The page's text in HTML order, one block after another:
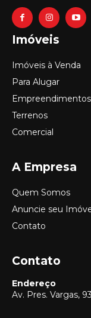
Imóveis
Imóveis à Venda
Para Alugar
Empreendimentos
Terrenos
Comercial
A Empresa
Quem Somos
Anuncie seu
Contato
Contato
Endereço
Av. Pres. Vargas,